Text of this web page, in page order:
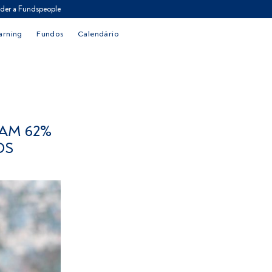
a Fundspeople
Fundos Calendário
62%